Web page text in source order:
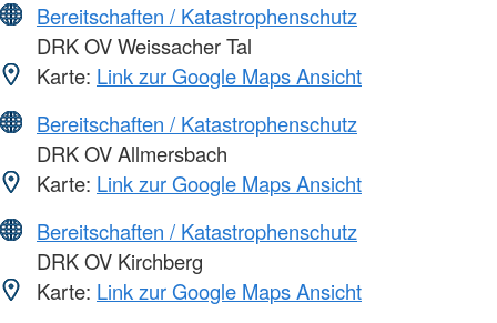
Bereitschaften / Katastrophenschutz
DRK OV Weissacher Tal
Karte: Link zur Google Maps Ansicht
Bereitschaften / Katastrophenschutz
DRK OV Allmersbach
Karte: Link zur Google Maps Ansicht
Bereitschaften / Katastrophenschutz
DRK OV Kirchberg
Karte: Link zur Google Maps Ansicht